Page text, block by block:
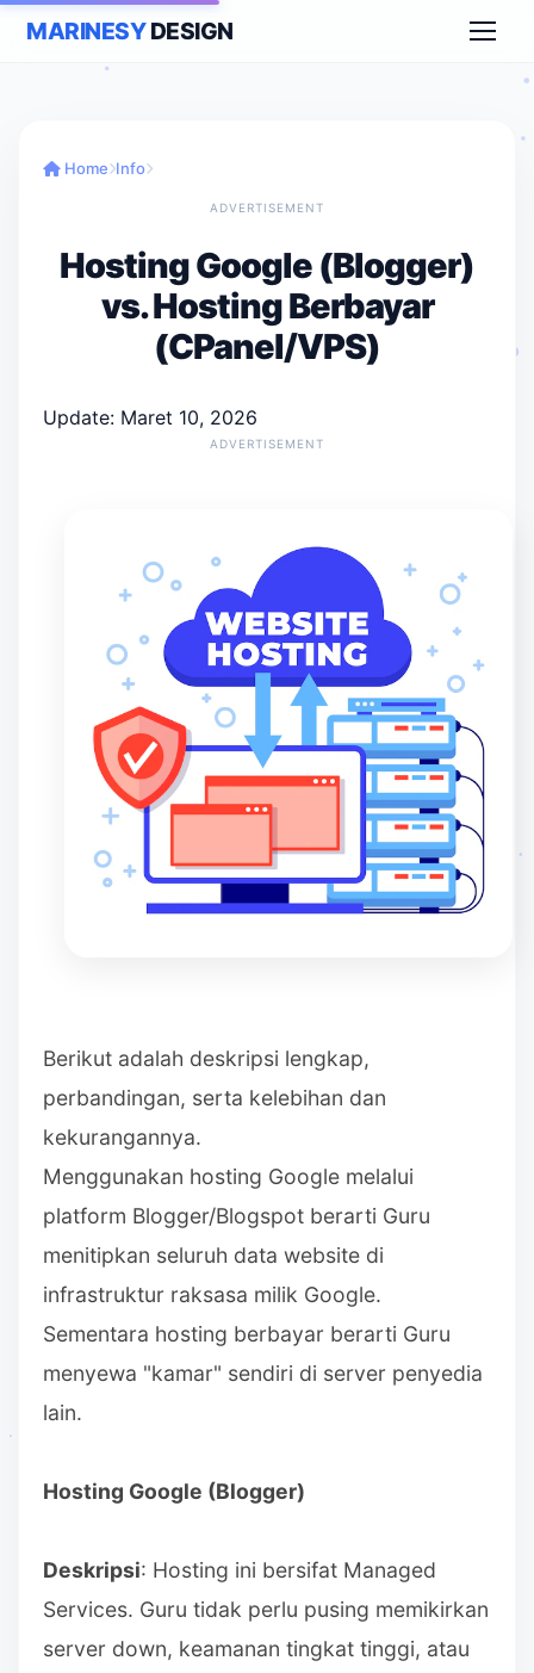
MARINESYDESIGN
Home Info
ADVERTISEMENT
Hosting Google (Blogger)
vs. Hosting Berbayar
(CPanel/VPS)
Update: Maret 10, 2026
ADVERTISEMENT
Berikut adalah deskripsi lengkap,
perbandingan, serta kelebihan dan
kekurangannya.
Menggunakan hosting Google melalui
platform Blogger/Blogspot berarti Guru
menitipkan seluruh data website di
infrastruktur raksasa milik Google.
Sementara hosting berbayar berarti Guru
menyewa "kamar" sendiri di server penyedia
lain.
Hosting Google (Blogger)
Deskripsi: Hosting ini bersifat Managed
Services. Guru tidak perlu pusing memikirkan
server down, keamanan tingkat tinggi, atau